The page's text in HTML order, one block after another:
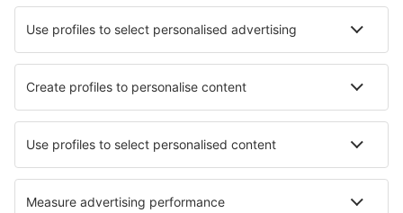
Nagasaki Airport (NGS)
Nagoya
Naha Airport (OKA)
Nemuro Nakashibetsu (SHB)
Shirahama Nanki (SHM)